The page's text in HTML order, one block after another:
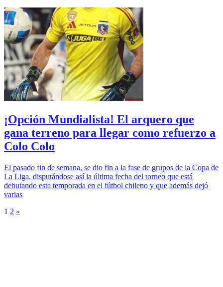
¡Opción Mundialista! El arquero que
gana terreno para llegar como refuerzo a
Colo Colo
El pasado fin de semana, se dio fin a la fase de grupos de la Copa de
La Liga, disputándose así la última fecha del torneo que está
debutando esta temporada en el fútbol chileno y que además dejó
varias
1 2 »